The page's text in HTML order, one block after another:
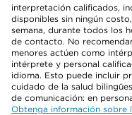
interpretación calificados,
disponibles sin ningún
semana, durante todos los
de contacto. No
menores actúen como
intérprete y personal
idioma. Esto puede incluir
cuidado de la salud
de comunicación: en
Obtenga información sobre